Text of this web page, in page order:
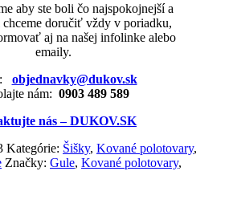
aby ste boli čo najspokojnejší a
chceme doručiť vždy v poriadku,
aj na našej infolinke alebo
emaily.
objednavky@dukov.sk
nám: 0903 489 589
nás – DUKOV.SK
Kategórie: Šišky, Kované polotovary,
Značky: Gule, Kované polotovary,